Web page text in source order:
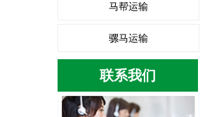
马帮运输
骡马运输
联系我们